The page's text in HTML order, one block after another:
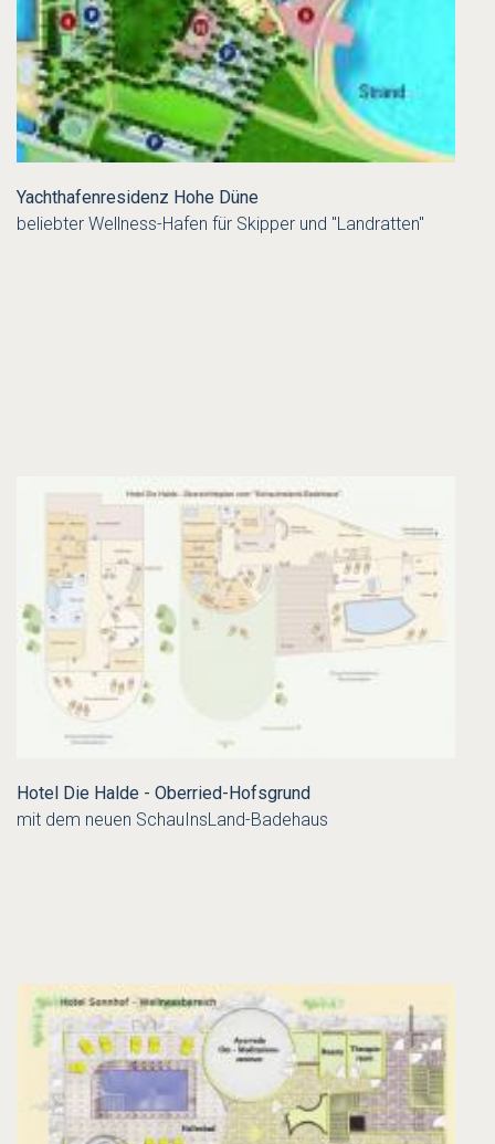
Yachthafenresidenz Hohe Düne
beliebter Wellness-Hafen für Skipper und "Landratten"
Hotel Die Halde - Oberried-Hofsgrund
mit dem neuen SchauInsLand-Badehaus